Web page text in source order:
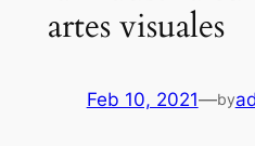
artes visuales
Feb 10, 2021—by